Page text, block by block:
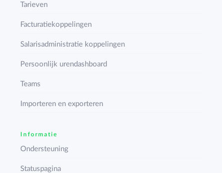
Tarieven
Facturatiekoppelingen
Salarisadministratie koppelingen
Persoonlijk urendashboard
Teams
Importeren en exporteren
Informatie
Ondersteuning
Statuspagina